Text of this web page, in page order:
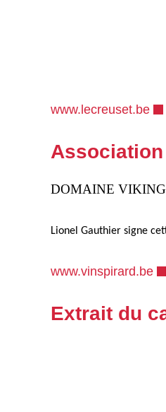
www.lecreuset.be
DOMAINE VIKING
Lionel Gauthier signe
www.vinspirard.be
Extrait du